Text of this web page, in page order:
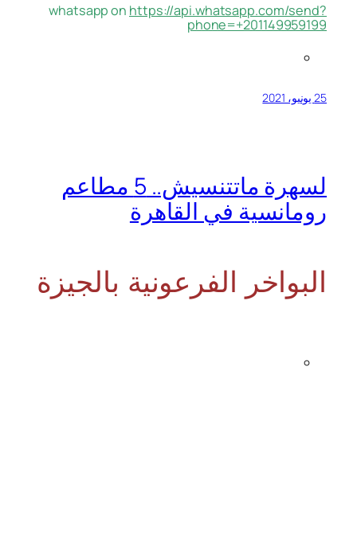
whatsapp on https://api.whatsapp.com/send?
phone=+201149959199
25 يونيو، 2021
لسهرة ماتتنسيش.. 5 مطاعم
رومانسية في القاهرة
البواخر الفرعونية بالجيزة